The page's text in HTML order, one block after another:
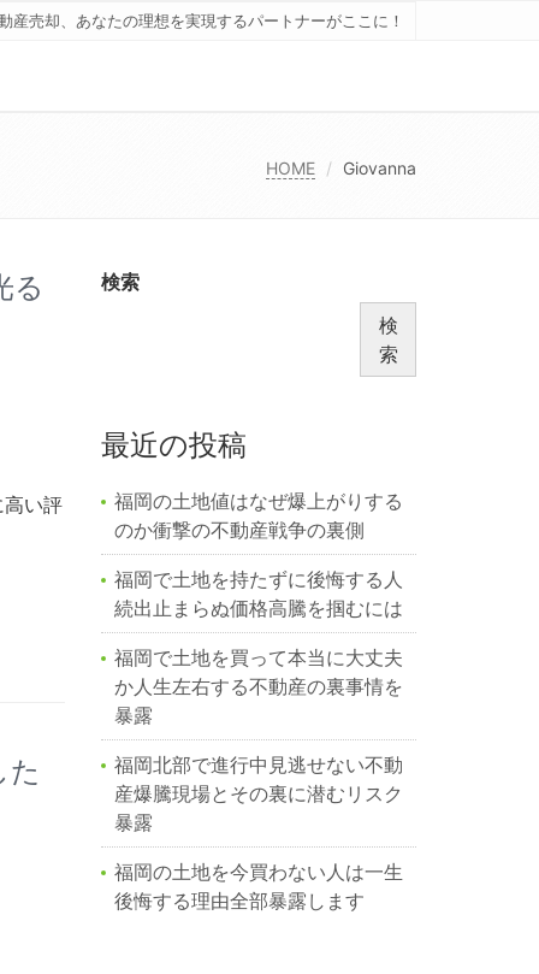
産売却、あなたの理想を実現するパートナーがここに！
HOME Giovanna
る
い評
た
検索
検
索
最近の投稿
福岡の土地値はなぜ爆上がりする
のか衝撃の不動産戦争の裏側
福岡で土地を持たずに後悔する人
続出止まらぬ価格高騰を掴むには
福岡で土地を買って本当に大丈夫
か人生左右する不動産の裏事情を
暴露
福岡北部で進行中見逃せない不動
産爆騰現場とその裏に潜むリスク
暴露
福岡の土地を今買わない人は一生
後悔する理由全部暴露します